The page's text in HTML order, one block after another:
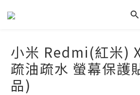
小米 Redmi(紅米)
疏油疏水 螢幕保護
品)